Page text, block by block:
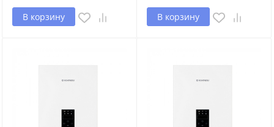
В корзину В корзину